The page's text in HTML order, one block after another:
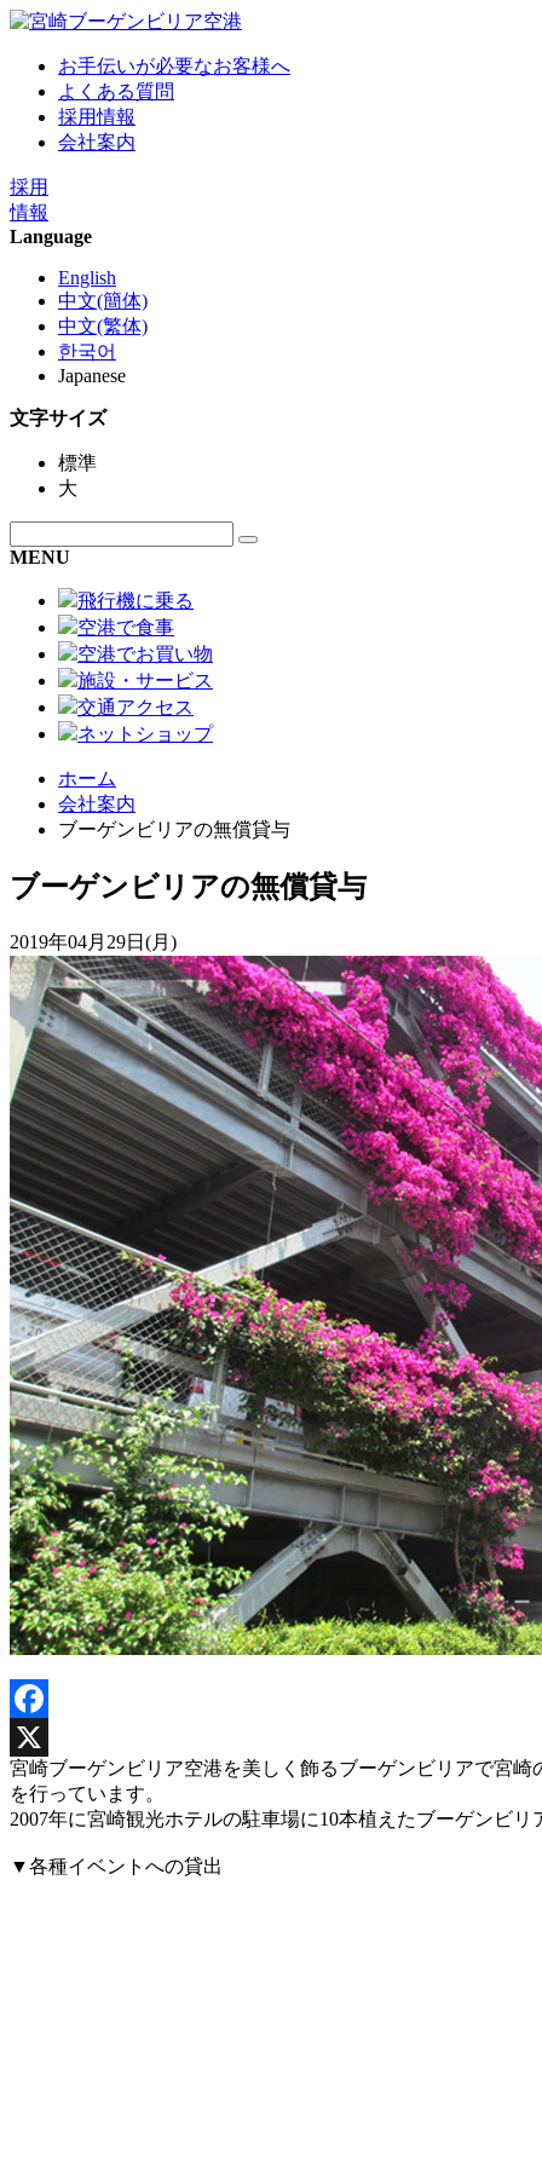
お手伝いが必要なお客様へ
よくある質問
採用情報
会社案内
採用
情報
Language
English
中文(簡体)
中文(繁体)
한국어
Japanese
文字サイズ
標準
大
MENU
飛行機に乗る
空港で食事
空港でお買い物
施設・サービス
交通アクセス
ネットショップ
ホーム
会社案内
ブーゲンビリアの無償貸与
ブーゲンビリアの無償貸与
2019年04月29日(月)
Facebook
X
宮崎ブーゲンビリア空港を美しく飾るブーゲンビリアで宮
を行っています。
2007年に宮崎観光ホテルの駐車場に10本植えたブーゲンビ
▼各種イベントへの貸出